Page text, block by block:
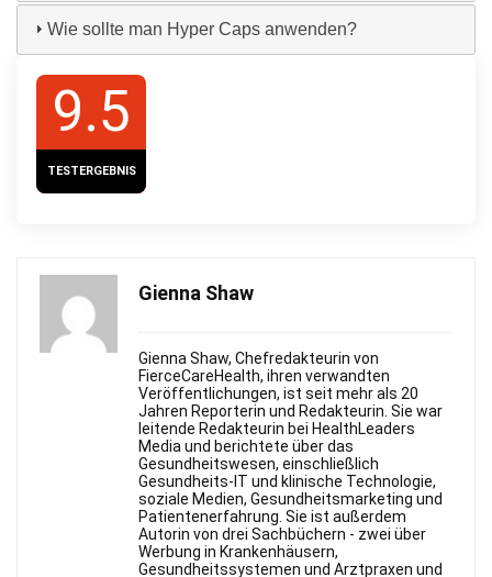
Wie sollte man Hyper Caps anwenden?
9.5
TESTERGEBNIS
Gienna Shaw
Gienna Shaw, Chefredakteurin von
FierceСareHealth, ihren verwandten
Veröffentlichungen, ist seit mehr als 20
Jahren Reporterin und Redakteurin. Sie war
leitende Redakteurin bei HealthLeaders
Media und berichtete über das
Gesundheitswesen, einschließlich
Gesundheits-IT und klinische Technologie,
soziale Medien, Gesundheitsmarketing und
Patientenerfahrung. Sie ist außerdem
Autorin von drei Sachbüchern - zwei über
Werbung in Krankenhäusern,
Gesundheitssystemen und Arztpraxen und